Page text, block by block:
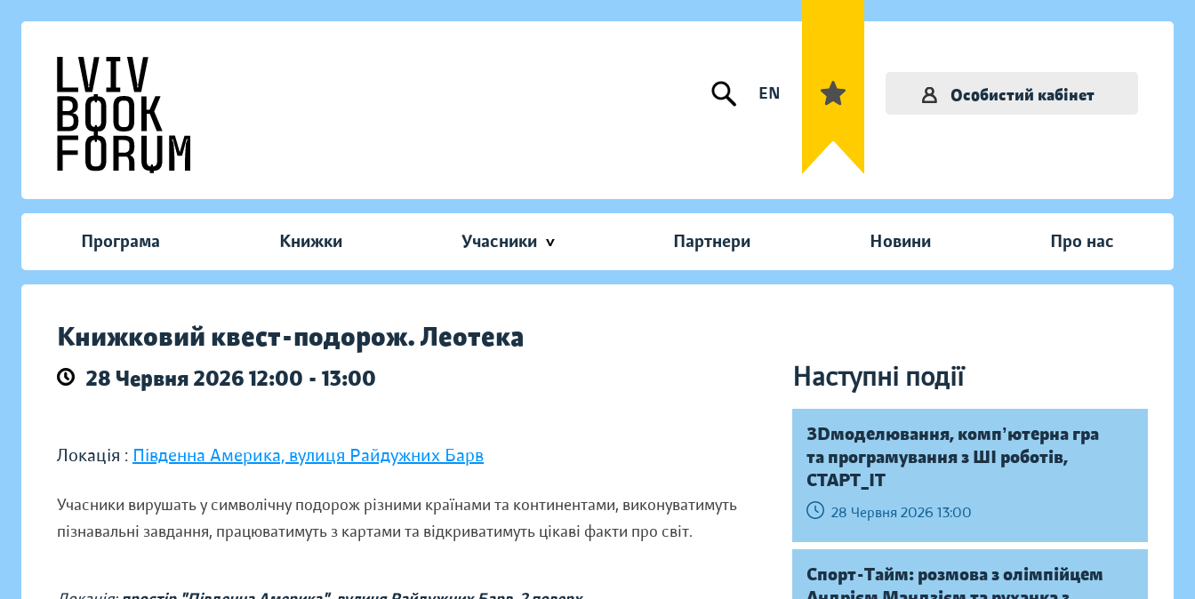
EN Особистий кабінет
Програма Книжки Учасники Партнери Новини Про нас
Книжковий квест-подорож. Леотека
28 Червня 2026 12:00 - 13:00 Наступні події
Локація : Південна Америка, вулиця Райдужних Барв
Учасники вирушать у символічну подорож різними країнами та континентами, виконуватимуть
пізнавальні завдання, працюватимуть з картами та відкриватимуть цікаві факти про світ.
ЗDмоделювання, компʼютерна гра
та програмування з ШІ роботів,
СТАРТ_ІТ
28 Червня 2026 13:00
Спорт-Тайм: розмова з олімпійцем